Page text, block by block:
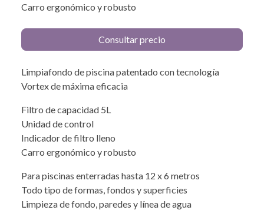
Carro ergonómico y robusto
Consultar precio
Limpiafondo de piscina patentado con tecnología
Vortex de máxima eficacia
Filtro de capacidad 5L
Unidad de control
Indicador de filtro lleno
Carro ergonómico y robusto
Para piscinas enterradas hasta 12 x 6 metros
Todo tipo de formas, fondos y superficies
Limpieza de fondo, paredes y línea de agua